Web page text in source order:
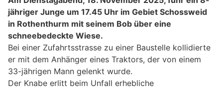
jähriger Junge um 17.45 Uhr im Gebiet Schossweid
in Rothenthurm mit seinem Bob über eine
schneebedeckte Wiese.
Bei einer Zufahrtsstrasse zu einer Baustelle kollidierte
er mit dem Anhänger eines Traktors, der von einem
33-jährigen Mann gelenkt wurde.
Der Knabe erlitt beim Unfall erhebliche